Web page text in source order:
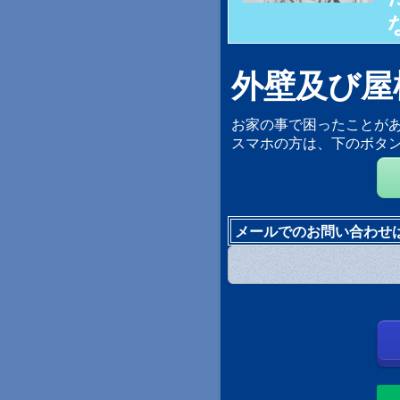
外壁及び
お家の事で困ったことが
スマホの方は、下のボタ
メールでのお問い合わせ